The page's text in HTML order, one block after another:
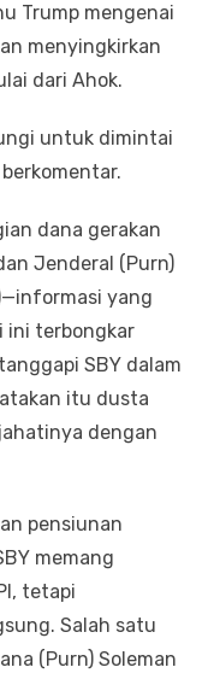
Trump mengenai
menyingkirkan
dari Ahok.
untuk dimintai
dana gerakan
Jenderal (Purn)
yang
ini terbongkar
SBY dalam
itu dusta
dengan
pensiunan
memang
tetapi
Salah satu
(Purn) Soleman